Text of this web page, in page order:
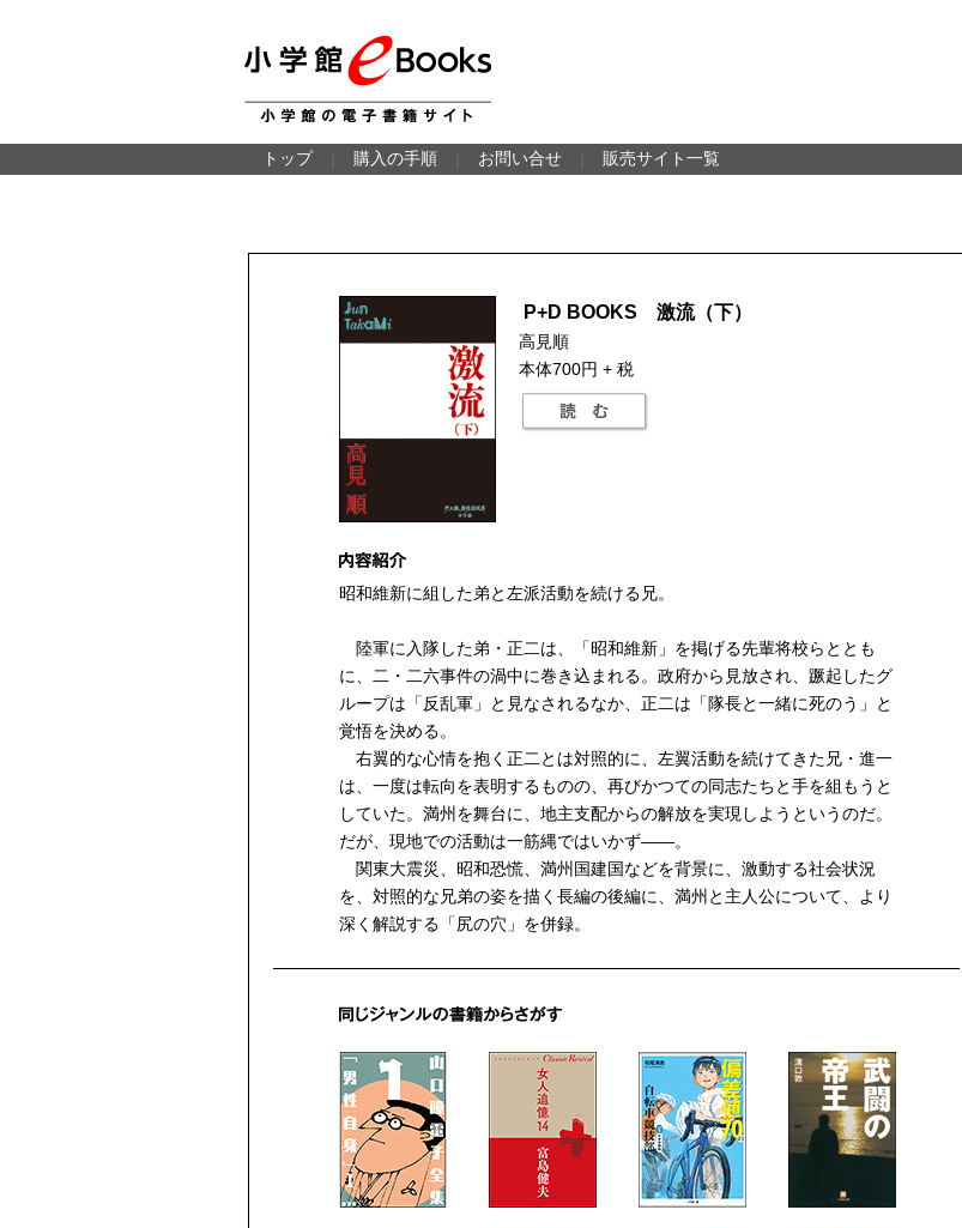
トップ 購入の手順 お問い合せ 販売サイト一覧
P+D BOOKS 激流（下）
高見順
本体700円 + 税
昭和維新に組した弟と左派活動を続ける兄。
陸軍に入隊した弟・正二は、「昭和維新」を掲げる先輩将校らととも
に、二・二六事件の渦中に巻き込まれる。政府から見放され、蹶起したグ
ループは「反乱軍」と見なされるなか、正二は「隊長と一緒に死のう」と
覚悟を決める。
右翼的な心情を抱く正二とは対照的に、左翼活動を続けてきた兄・進一
は、一度は転向を表明するものの、再びかつての同志たちと手を組もうと
していた。満州を舞台に、地主支配からの解放を実現しようというのだ。
だが、現地での活動は一筋縄ではいかず——。
関東大震災、昭和恐慌、満州国建国などを背景に、激動する社会状況
を、対照的な兄弟の姿を描く長編の後編に、満州と主人公について、より
深く解説する「尻の穴」を併録。